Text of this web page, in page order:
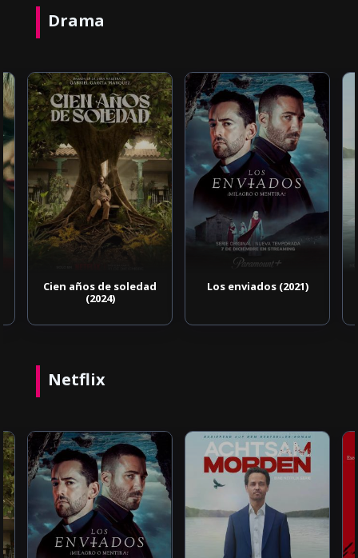
Drama
Cien años de soledad
(2024)
Los enviados (2021)
Netflix